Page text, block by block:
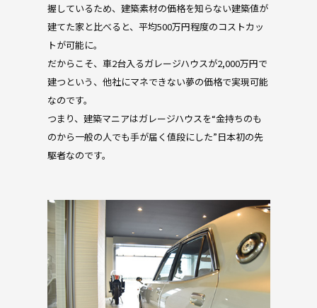
握しているため、建築素材の価格を知らない建築値が
建てた家と比べると、平均500万円程度のコストカッ
トが可能に。
だからこそ、車2台入るガレージハウスが2,000万円で
建つという、他社にマネできない夢の価格で実現可能
なのです。
つまり、建築マニアはガレージハウスを“金持ちのも
のから一般の人でも手が届く値段にした”日本初の先
駆者なのです。